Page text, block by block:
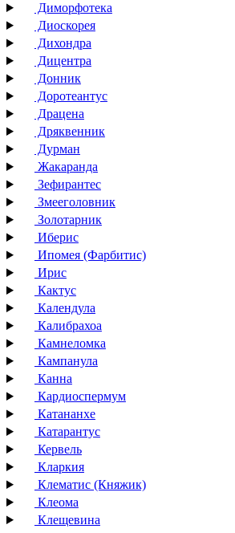
Диморфотека
Диоскорея
Дихондра
Дицентра
Донник
Доротеантус
Драцена
Дряквенник
Дурман
Жакаранда
Зефирантес
Змееголовник
Золотарник
Иберис
Ипомея (Фарбитис)
Ирис
Кактус
Календула
Калибрахоа
Камнеломка
Кампанула
Канна
Кардиоспермум
Катананхе
Катарантус
Кервель
Кларкия
Клематис (Княжик)
Клеома
Клещевина